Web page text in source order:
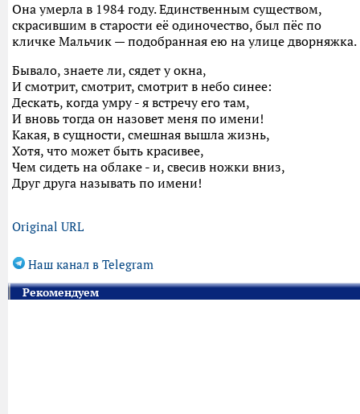
Она умерла в 1984 году. Единственным существом,
скрасившим в старости её одиночество, был пёс по
кличке Мальчик — подобранная ею на улице дворняжка.
Бывало, знаете ли, сядет у окна,
И смотрит, смотрит, смотрит в небо синее:
Дескать, когда умру - я встречу его там,
И вновь тогда он назовет меня по имени!
Какая, в сущности, смешная вышла жизнь,
Хотя, что может быть красивее,
Чем сидеть на облаке - и, свесив ножки вниз,
Друг друга называть по имени!
Original URL
Наш канал в Telegram
Рекомендуем